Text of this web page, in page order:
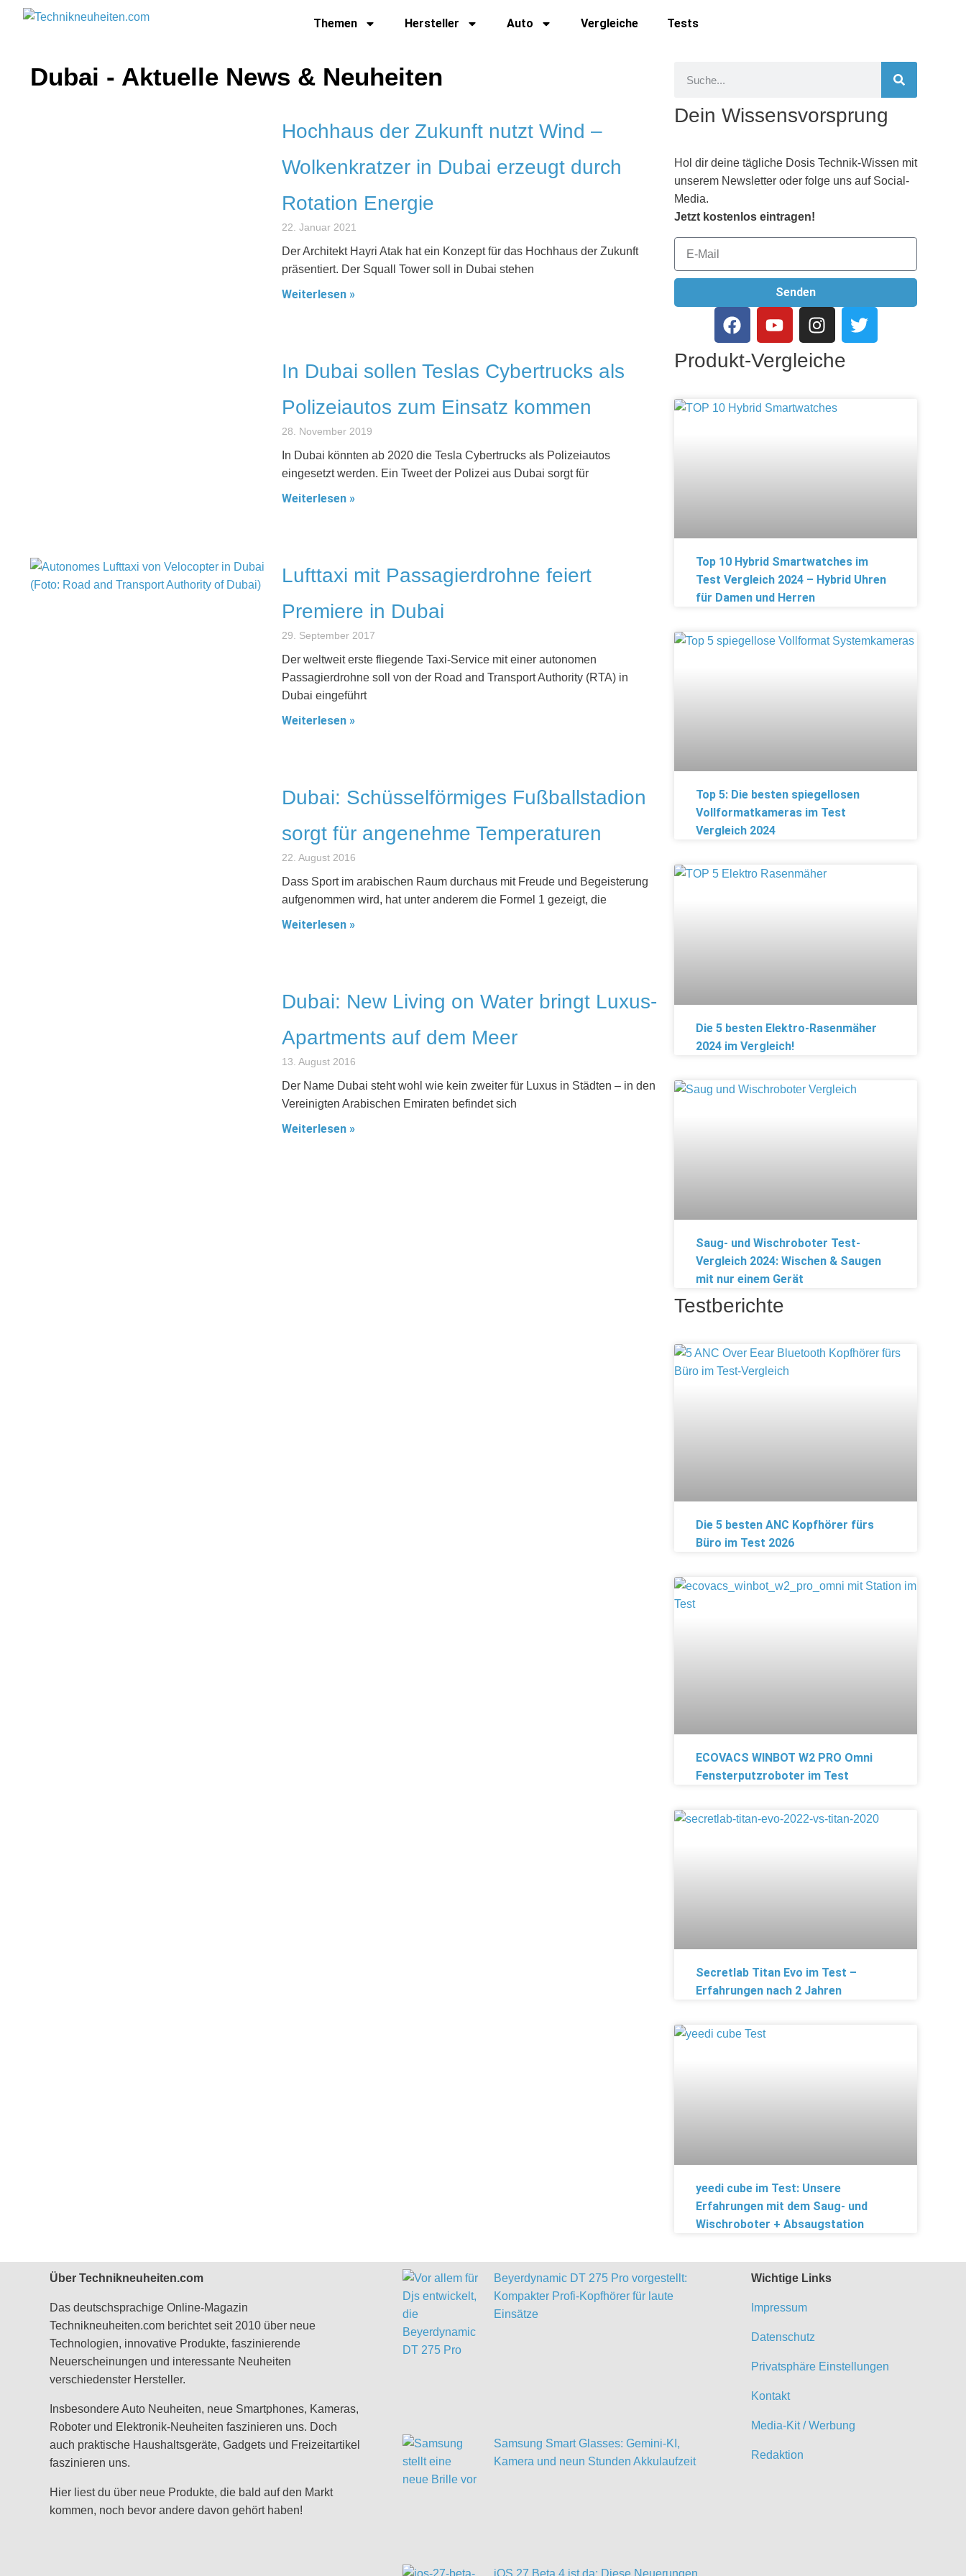
Themen Hersteller Auto Vergleiche Tests
Dubai - Aktuelle News & Neuheiten
Hochhaus der Zukunft nutzt Wind –
Wolkenkratzer in Dubai erzeugt durch
Rotation Energie
22. Januar 2021
Der Architekt Hayri Atak hat ein Konzept für das Hochhaus der Zukunft
präsentiert. Der Squall Tower soll in Dubai stehen
Weiterlesen »
In Dubai sollen Teslas Cybertrucks als
Polizeiautos zum Einsatz kommen
28. November 2019
In Dubai könnten ab 2020 die Tesla Cybertrucks als Polizeiautos
eingesetzt werden. Ein Tweet der Polizei aus Dubai sorgt für
Weiterlesen »
Lufttaxi mit Passagierdrohne feiert
Premiere in Dubai
29. September 2017
Der weltweit erste fliegende Taxi-Service mit einer autonomen
Passagierdrohne soll von der Road and Transport Authority (RTA) in
Dubai eingeführt
Weiterlesen »
Dubai: Schüsselförmiges Fußballstadion
sorgt für angenehme Temperaturen
22. August 2016
Dass Sport im arabischen Raum durchaus mit Freude und Begeisterung
aufgenommen wird, hat unter anderem die Formel 1 gezeigt, die
Weiterlesen »
Dubai: New Living on Water bringt Luxus-
Apartments auf dem Meer
13. August 2016
Der Name Dubai steht wohl wie kein zweiter für Luxus in Städten – in den
Vereinigten Arabischen Emiraten befindet sich
Weiterlesen »
Dein Wissensvorsprung
Hol dir deine tägliche Dosis Technik-Wissen mit
unserem Newsletter oder folge uns auf Social-
Media.
Jetzt kostenlos eintragen!
Senden
Produkt-Vergleiche
Top 10 Hybrid Smartwatches im
Test Vergleich 2024 – Hybrid Uhren
für Damen und Herren
Top 5: Die besten spiegellosen
Vollformatkameras im Test
Vergleich 2024
Die 5 besten Elektro-Rasenmäher
2024 im Vergleich!
Saug- und Wischroboter Test-
Vergleich 2024: Wischen & Saugen
mit nur einem Gerät
Testberichte
Die 5 besten ANC Kopfhörer fürs
Büro im Test 2026
ECOVACS WINBOT W2 PRO Omni
Fensterputzroboter im Test
Secretlab Titan Evo im Test –
Erfahrungen nach 2 Jahren
yeedi cube im Test: Unsere
Erfahrungen mit dem Saug- und
Wischroboter + Absaugstation
Über Technikneuheiten.com
Das deutschsprachige Online-Magazin
Technikneuheiten.com berichtet seit 2010 über neue
Technologien, innovative Produkte, faszinierende
Neuerscheinungen und interessante Neuheiten
verschiedenster Hersteller.
Insbesondere Auto Neuheiten, neue Smartphones, Kameras,
Roboter und Elektronik-Neuheiten faszinieren uns. Doch
auch praktische Haushaltsgeräte, Gadgets und Freizeitartikel
faszinieren uns.
Hier liest du über neue Produkte, die bald auf den Markt
kommen, noch bevor andere davon gehört haben!
Beyerdynamic DT 275 Pro vorgestellt:
Kompakter Profi-Kopfhörer für laute
Einsätze
Samsung Smart Glasses: Gemini-KI,
Kamera und neun Stunden Akkulaufzeit
iOS 27 Beta 4 ist da: Diese Neuerungen
Wichtige Links
Impressum
Datenschutz
Privatsphäre Einstellungen
Kontakt
Media-Kit / Werbung
Redaktion